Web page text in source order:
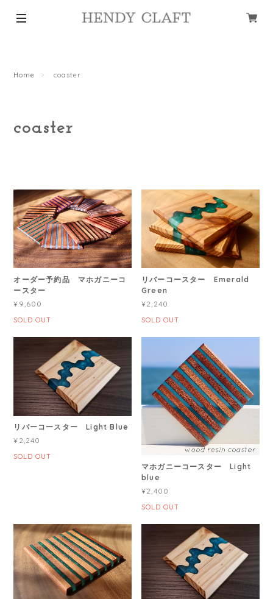
Home coaster
coaster
オーダー予約品 マホガニーコ
ースター
¥9,600
SOLD OUT
リバーコースター Emerald
Green
¥2,240
SOLD OUT
リバーコースター Light Blue
¥2,240
SOLD OUT
マホガニーコースター Light
blue
¥2,400
SOLD OUT